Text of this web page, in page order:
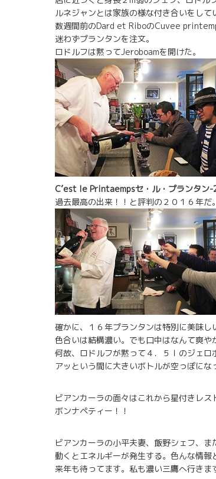
ルネジャンとは家族の様な付き合いをして
数週間前のDard et RiboのCuvee
迷わずプランタンを注文。
ロドルフは黙ってJeroboamを開けた。
C’est le Printaempsセ・ル・プランタン
過去最高の出来！！と評判の２０１６年だ。
確かに、１６年プランタンは特別に美味し
色合いは結構濃い。でも口中はなんて爽や
何故、ロドルフが黙って４．５ｌのジェロ
アッという間に大きいボトルが空っぽにな
ビアンカーラの面々はこれから星付きレス
ボンナペティー！！
ビアンカーラの小平夫妻、飯野シェフ、
動くとエネルギーが発生する。色んな情報
来年も待ってます。私も濃い三鷹へ行きま